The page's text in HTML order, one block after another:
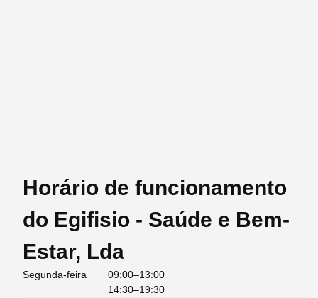
Horário de funcionamento
do Egifisio - Saúde e Bem-
Estar, Lda
Segunda-feira
09:00–13:00
14:30–19:30